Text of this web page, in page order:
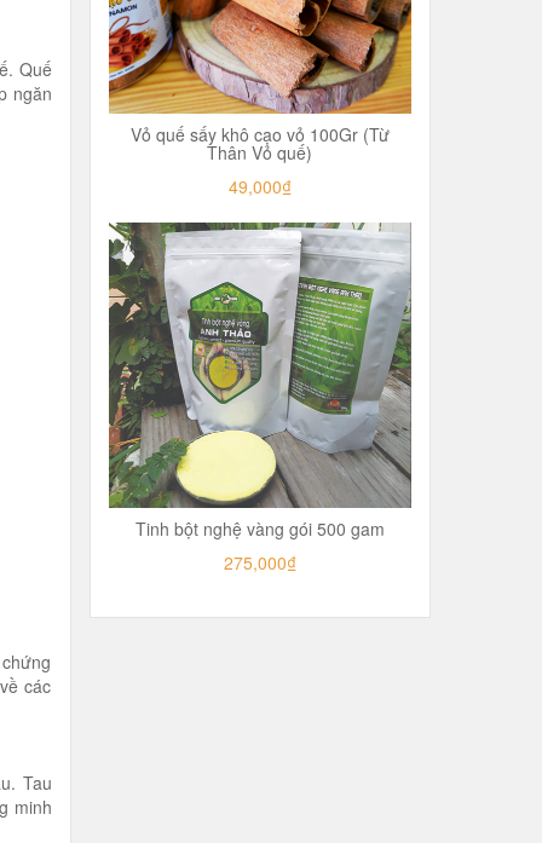
Quế
ngăn
các
Tau
minh
Vỏ quế sấy khô cạo vỏ 100Gr (Từ
Thân Vỏ quế)
49,000₫
Tinh bột nghệ vàng gói 500 gam
275,000₫